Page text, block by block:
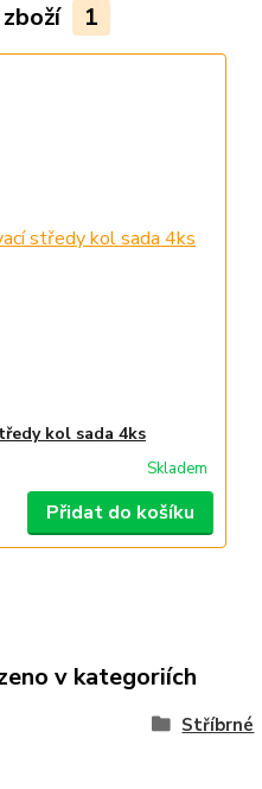
1
kol sada 4ks
Skladem
Přidat do košíku
v kategoriích
Stříbrné